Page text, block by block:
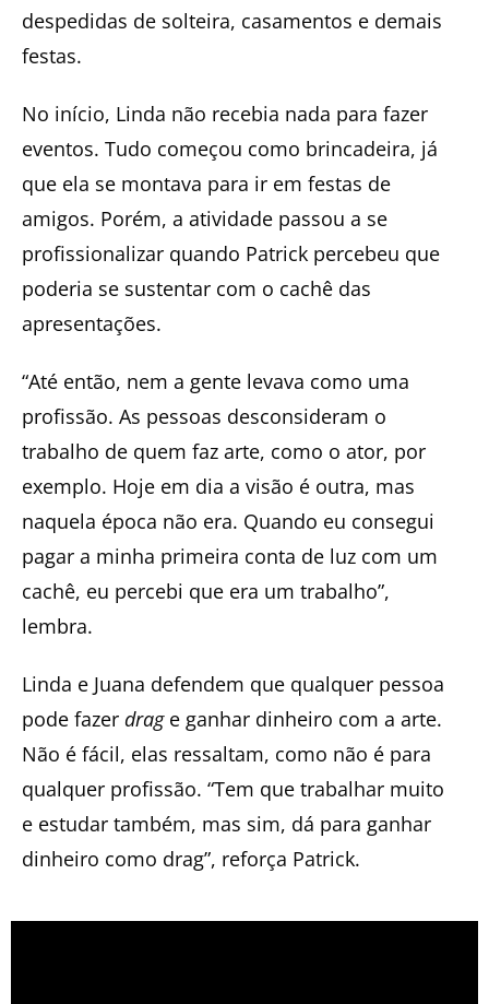
despedidas de solteira, casamentos e demais
festas.
No início, Linda não recebia nada para fazer
eventos. Tudo começou como brincadeira, já
que ela se montava para ir em festas de
amigos. Porém, a atividade passou a se
profissionalizar quando Patrick percebeu que
poderia se sustentar com o cachê das
apresentações.
“Até então, nem a gente levava como uma
profissão. As pessoas desconsideram o
trabalho de quem faz arte, como o ator, por
exemplo. Hoje em dia a visão é outra, mas
naquela época não era. Quando eu consegui
pagar a minha primeira conta de luz com um
cachê, eu percebi que era um trabalho”,
lembra.
Linda e Juana defendem que qualquer pessoa
pode fazer drage ganhar dinheiro com a arte.
Não é fácil, elas ressaltam, como não é para
qualquer profissão. “Tem que trabalhar muito
e estudar também, mas sim, dá para ganhar
dinheiro como drag”, reforça Patrick.